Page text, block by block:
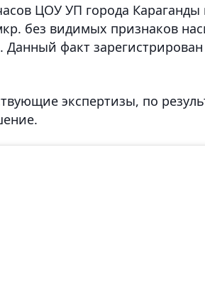
ЦОУ УП города
без видимых признаков
Данный факт
экспертизы, по